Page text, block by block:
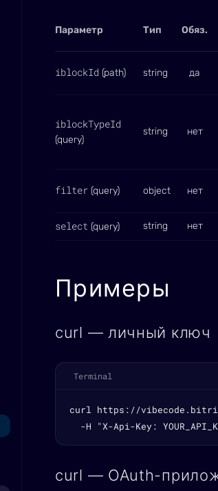
Параметр Тип Обяз.
iblockId (path) string да
iblockTypeId
(query)
string нет
filter (query) object нет
select (query) string нет
Примеры
curl — личный ключ
Terminal
curl https://
-H "X-Api-Key:
curl — OAuth-